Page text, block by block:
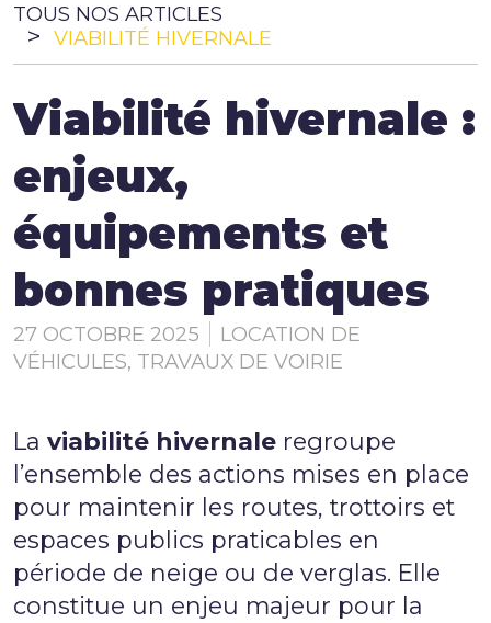
PLB Environnement
PLB Sécurité
Actualités
Contact
Documentation
Le Mag technique
TOUS NOS ARTICLES
VIABILITÉ HIVERNALE
Viabilité hivernale :
enjeux,
équipements et
bonnes pratiques
27 OCTOBRE 2025
LOCATION DE
VÉHICULES, TRAVAUX DE VOIRIE
Laviabilité hivernale regroupe
l’ensemble des actions mises en place
pour maintenir les routes, trottoirs et
espaces publics praticables en
période de neige ou de verglas. Elle
constitue un enjeu majeur pour la